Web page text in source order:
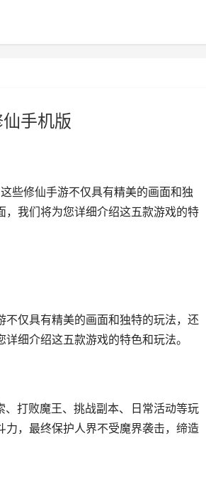
手机版
些修仙手游不仅具有精美的画面和独
我们将为您详细介绍这五款游戏的特
仅具有精美的画面和独特的玩法，还
细介绍这五款游戏的特色和玩法。
、打败魔王、挑战副本、日常活动等玩
力，最终保护人界不受魔界袭击，缔造